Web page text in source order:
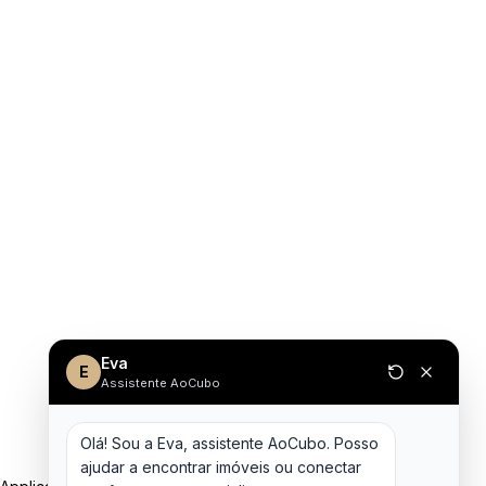
E Eva
Assistente AoCubo
Olá! Sou a Eva, assistente AoCubo. Posso
ajudar a encontrar imóveis ou conectar